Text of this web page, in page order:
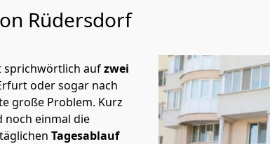
Rüdersdorf
sprichwörtlich aufzwei
oder sogar nach
große Problem. Kurz
noch einmal die
Tagesablauf